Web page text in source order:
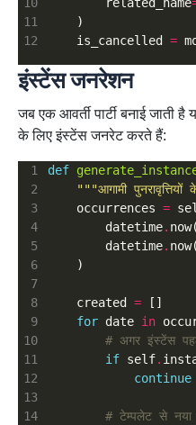
10
11
        related_name
    is_cancelled
=
इंस्टेंस जनरेशन
जब एक आवर्ती पार्टी बनाई जाती
के लिए इंस्टेंस जनरेट करते हैं:
1
3
4
5
6
7
8
9
10
11
13
14
def
"""आगामी
    occurrences
=
        datetime
.
        datetime
.
    created
=
for date in
# अगर इंस्टेंस
if self.
continue
# टेम्पलेट से नया